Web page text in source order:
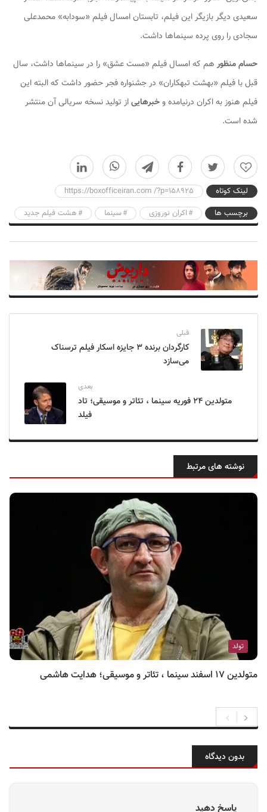
سعیدی دیگر بازیگر این فیلم، تابستان امسال فیلم «سودابه» محمدعلی
سجادی را روی پرده سینماها داشت.
حسام منظورهم که امسال فیلم «مست عشق» را در سینماها داشت، سال
قبل با فیلم «بهشت تبهکاران» در جشنواره فجر حضور داشت که البته این
فیلم هنوز به اکران درنیامده وخبرهاییاز تولید نسخه سریالی آن منتشر
شده است.
0
لینک کوتاه
https://boxofficeiran.com /?p=158925
برچسب ها
اکران نوروزی سینما هشت فیلم جدید
قبلی
کارگردان برنده ۳ جایزه اسکار فیلم ترسناک
می‌سازد
بعدی
متولدین ۲۴ فوریه سینما ، تئاتر و موسیقی؛ تاد
فیلد
نوشته های مرتبط
تولد
متولدین ۱۷ اسفند سینما ، تئاتر و موسیقی؛ هدایت هاشمی
بدون دیدگاه
پاسخ دهید